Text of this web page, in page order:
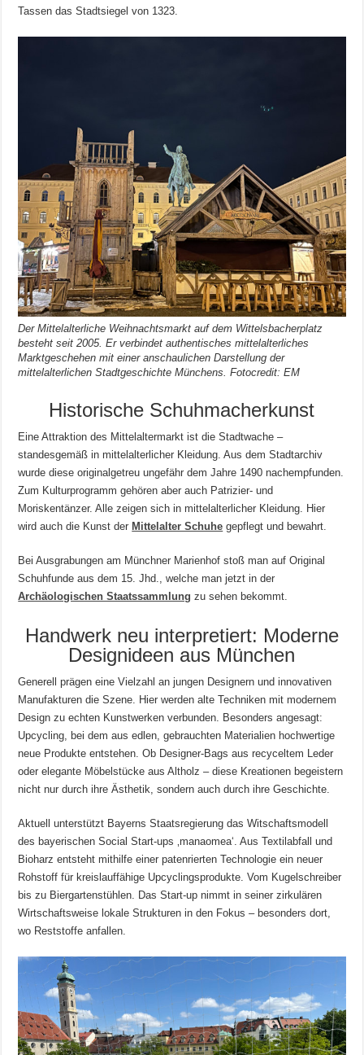
Tassen das Stadtsiegel von 1323.
Der Mittelalterliche Weihnachtsmarkt auf dem Wittelsbacherplatz
besteht seit 2005. Er verbindet authentisches mittelalterliches
Marktgeschehen mit einer anschaulichen Darstellung der
mittelalterlichen Stadtgeschichte Münchens. Fotocredit: EM
Historische Schuhmacherkunst
Eine Attraktion des Mittelaltermarkt ist die Stadtwache –
standesgemäß in mittelalterlicher Kleidung. Aus dem Stadtarchiv
wurde diese originalgetreu ungefähr dem Jahre 1490 nachempfunden.
Zum Kulturprogramm gehören aber auch Patrizier- und
Moriskentänzer. Alle zeigen sich in mittelalterlicher Kleidung. Hier
wird auch die Kunst der Mittelalter Schuhe gepflegt und bewahrt.
Bei Ausgrabungen am Münchner Marienhof stoß man auf Original
Schuhfunde aus dem 15. Jhd., welche man jetzt in der
Archäologischen Staatssammlung zu sehen bekommt.
Handwerk neu interpretiert: Moderne
Designideen aus München
Generell prägen eine Vielzahl an jungen Designern und innovativen
Manufakturen die Szene. Hier werden alte Techniken mit modernem
Design zu echten Kunstwerken verbunden. Besonders angesagt:
Upcycling, bei dem aus edlen, gebrauchten Materialien hochwertige
neue Produkte entstehen. Ob Designer-Bags aus recyceltem Leder
oder elegante Möbelstücke aus Altholz – diese Kreationen begeistern
nicht nur durch ihre Ästhetik, sondern auch durch ihre Geschichte.
Aktuell unterstützt Bayerns Staatsregierung das Witschaftsmodell
des bayerischen Social Start-ups ‚manaomea‘. Aus Textilabfall und
Bioharz entsteht mithilfe einer patenrierten Technologie ein neuer
Rohstoff für kreislauffähige Upcyclingsprodukte. Vom Kugelschreiber
bis zu Biergartenstühlen. Das Start-up nimmt in seiner zirkulären
Wirtschaftsweise lokale Strukturen in den Fokus – besonders dort,
wo Reststoffe anfallen.